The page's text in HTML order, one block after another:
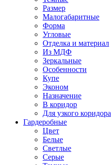
Размер
Малогабаритные
Форма
Угловые
Отделка и материал
Из МДФ
Зеркальные
Особенности
Купе
Эконом
Назначение
В коридор
Для узкого коридора
Гардеробные
Цвет
Белые
Светлые
Серые